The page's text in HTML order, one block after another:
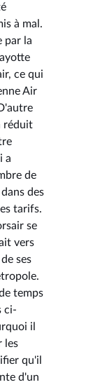
à mal.
par la
ce qui
Air
réduit
a
de
des
tarifs.
se
vers
ses
temps
ci-
il
les
qu'il
d'un